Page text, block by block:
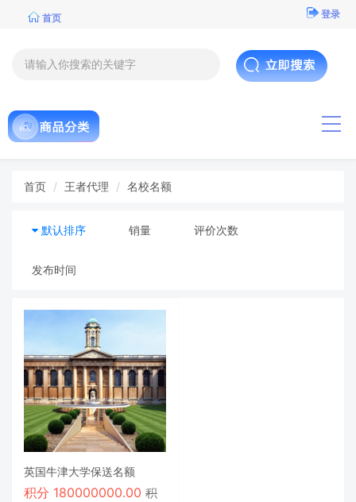
首页 登录
首页 王者代理 名校名额
默认排序 销量 评价次数
发布时间
英国牛津大学保送名额
积分 180000000.00 积